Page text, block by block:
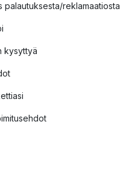
palautuksesta/reklamaatiosta
kysyttyä